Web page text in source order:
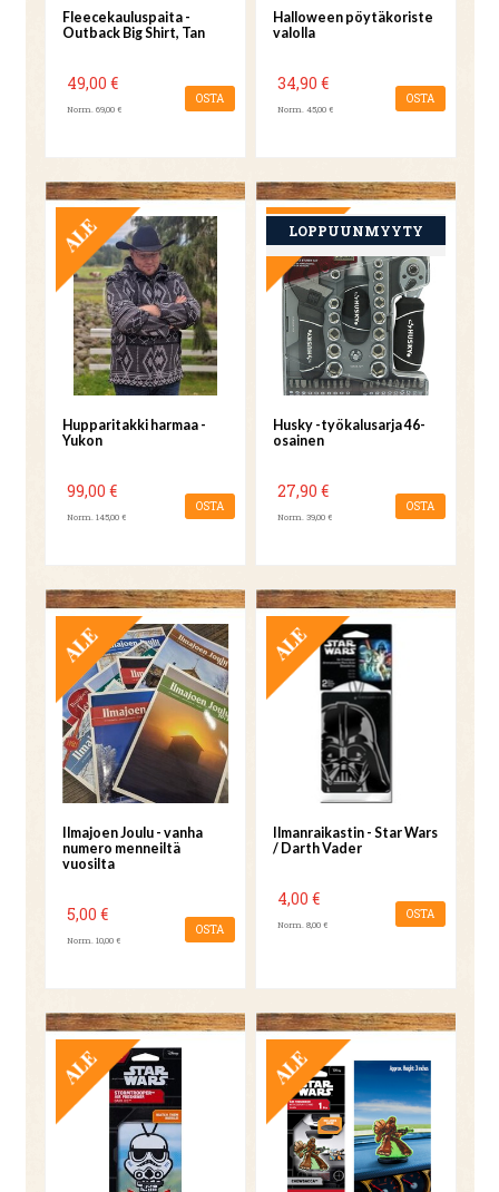
Fleecekauluspaita -
Outback Big Shirt, Tan
49,00 €
Norm. 69,00 €
OSTA
Halloween pöytäkoriste
valolla
34,90 €
Norm. 45,00 €
OSTA
TARJOUS
Hupparitakki harmaa -
Yukon
99,00 €
Norm. 145,00 €
OSTA
Husky -työkalusarja 46-
osainen
27,90 €
Norm. 39,00 €
OSTA
TARJOUS
Ilmajoen Joulu - vanha
numero menneiltä
vuosilta
5,00 €
Norm. 10,00 €
OSTA
TARJOUS
Ilmanraikastin - Star Wars
/ Darth Vader
4,00 €
Norm. 8,00 €
OSTA
TARJOUS TARJOUS